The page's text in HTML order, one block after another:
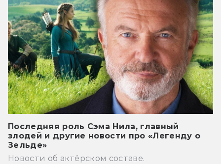
Последняя роль Сэма Нила, главный
злодей и другие новости про «Легенду о
Зельде»
Новости об актёрском составе.